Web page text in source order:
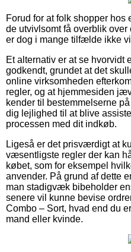
Forud for at folk shopper hos
de utvivlsomt få overblik
er dog i mange tilfælde ikke
Et alternativ er at se hvorvidt
godkendt, grundet at det
online virksomheden
regler, og at hjemmesiden
kender til bestemmelserne
dig lejlighed til at blive
processen med dit indkøb.
Ligeså er det prisværdigt at
væsentligste regler der kan
købet, som for eksempel
anvender. På grund af dette
man stadigvæk bibeholder
senere vil kunne bevise
Combo – Sort, hvad end du
mand eller kvinde.